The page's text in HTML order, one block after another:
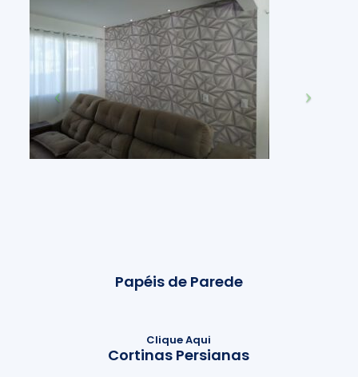
Papéis de Parede
Clique Aqui
Cortinas Persianas